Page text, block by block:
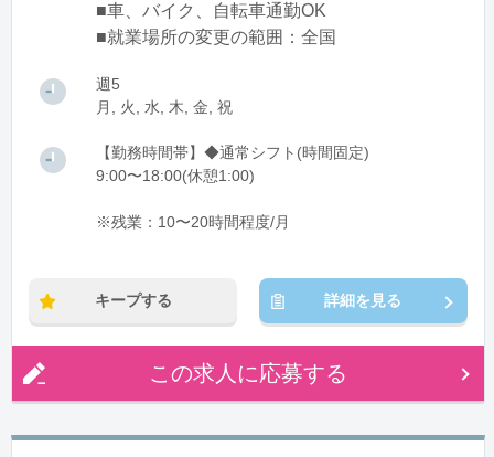
■車、バイク、自転車通勤OK
■就業場所の変更の範囲：全国
週5
月, 火, 水, 木, 金, 祝
【勤務時間帯】◆通常シフト(時間固定)
9:00〜18:00(休憩1:00)
※残業：10〜20時間程度/月
キープする 詳細を見る
この求人に応募する